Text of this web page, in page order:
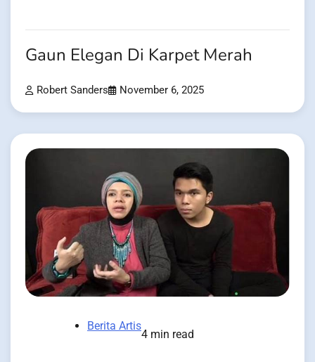
Gaun Elegan Di Karpet Merah
Robert Sanders November 6, 2025
Berita Artis
4 min read